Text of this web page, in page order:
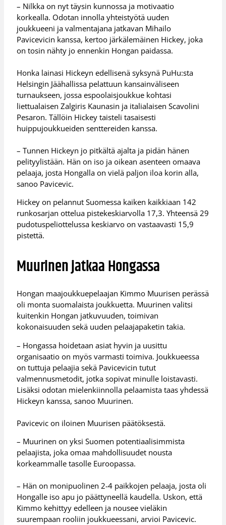
– Nilkka on nyt täysin kunnossa ja motivaatio
korkealla. Odotan innolla yhteistyötä uuden
joukkueeni ja valmentajana jatkavan Mihailo
Pavicevicin kanssa, kertoo järkälemäinen Hickey, joka
on tosin nähty jo ennenkin Hongan paidassa.
Honka lainasi Hickeyn edellisenä syksynä PuHu:sta
Helsingin Jäähallissa pelattuun kansainväliseen
turnaukseen, jossa espoolaisjoukkue kohtasi
liettualaisen Zalgiris Kaunasin ja italialaisen Scavolini
Pesaron. Tällöin Hickey taisteli tasaisesti
huippujoukkueiden senttereiden kanssa.
– Tunnen Hickeyn jo pitkältä ajalta ja pidän hänen
pelityylistään. Hän on iso ja oikean asenteen omaava
pelaaja, josta Hongalla on vielä paljon iloa korin alla,
sanoo Pavicevic.
Hickey on pelannut Suomessa kaiken kaikkiaan 142
runkosarjan ottelua pistekeskiarvolla 17,3. Yhteensä 29
pudotuspeliottelussa keskiarvo on vastaavasti 15,9
pistettä.
Muurinen jatkaa Hongassa
Hongan maajoukkuepelaajan Kimmo Muurisen perässä
oli monta suomalaista joukkuetta. Muurinen valitsi
kuitenkin Hongan jatkuvuuden, toimivan
kokonaisuuden sekä uuden pelaajapaketin takia.
– Hongassa hoidetaan asiat hyvin ja uusittu
organisaatio on myös varmasti toimiva. Joukkueessa
on tuttuja pelaajia sekä Pavicevicin tutut
valmennusmetodit, jotka sopivat minulle loistavasti.
Lisäksi odotan mielenkiinnolla pelaamista taas yhdessä
Hickeyn kanssa, sanoo Muurinen.
Pavicevic on iloinen Muurisen päätöksestä.
– Muurinen on yksi Suomen potentiaalisimmista
pelaajista, joka omaa mahdollisuudet nousta
korkeammalle tasolle Euroopassa.
– Hän on monipuolinen 2-4 paikkojen pelaaja, josta oli
Hongalle iso apu jo päättyneellä kaudella. Uskon, että
Kimmo kehittyy edelleen ja nousee vieläkin
suurempaan rooliin joukkueessani, arvioi Pavicevic.